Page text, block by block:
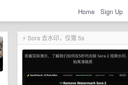
Home Sign Up
⚡ Sora 去水印，仅需 5s